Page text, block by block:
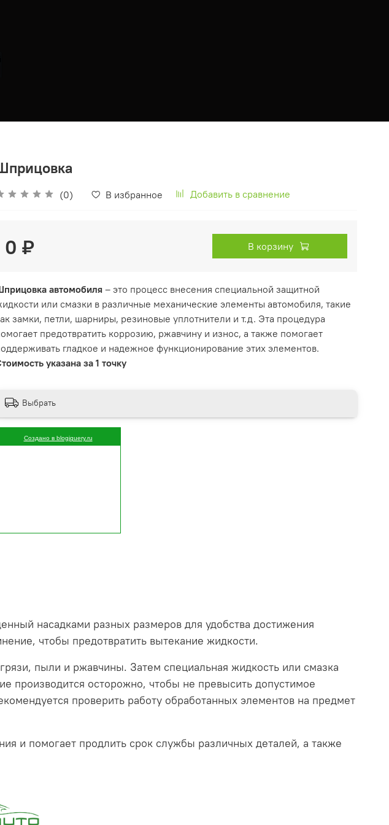
(0) В избранное Добавить в сравнение
0 ₽ В корзину
автомобиля – это процесс внесения специальной защитной
или смазки в различные механические элементы автомобиля, такие
замки, петли, шарниры, резиновые уплотнители и т.д. Эта процедура
предотвратить коррозию, ржавчину и износ, а также помогает
гладкое и надежное функционирование этих элементов.
указана за 1 точку
Выбрать
Создано в blogjquery.ru
насадками разных размеров для удобства достижения
чтобы предотвратить вытекание жидкости.
пыли и ржавчины. Затем специальная жидкость или смазка
производится осторожно, чтобы не превысить допустимое
проверить работу обработанных элементов на предмет
и помогает продлить срок службы различных деталей, а также